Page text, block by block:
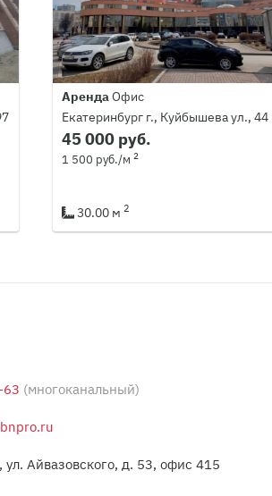
Аренда Офис
Екатеринбург г., Куйбышева ул., 44
45 000 руб.
1 500 руб./м 2
30.00 м 2
63 (многоканальный)
ул. Айвазовского, д. 53, офис 415